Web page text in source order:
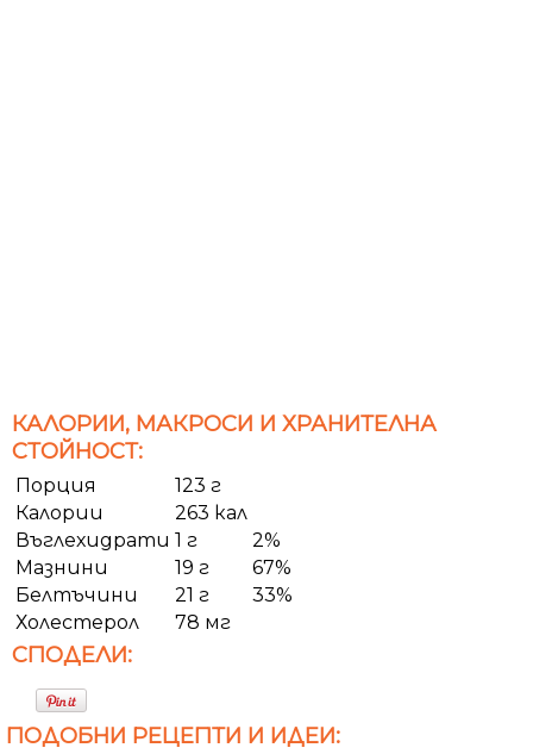
КАЛОРИИ, МАКРОСИ И ХРАНИТЕЛНА
СТОЙНОСТ:
Порция
123 г
Калории
263 кал
Въглехидрати 1 г
2%
Мазнини
19 г
67%
Белтъчини
21 г
33%
Холестерол
78 мг
СПОДЕЛИ:
ПОДОБНИ РЕЦЕПТИ И ИДЕИ: